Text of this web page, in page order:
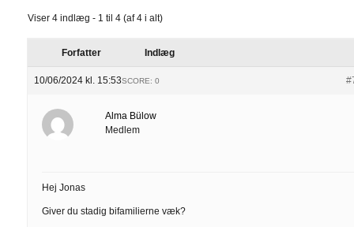
Viser 4 indlæg - 1 til 4 (af 4 i alt)
Forfatter Indlæg
10/06/2024 kl. 15:53SCORE: 0
Alma Bülow
Medlem
Hej Jonas
Giver du stadig bifamilierne væk?